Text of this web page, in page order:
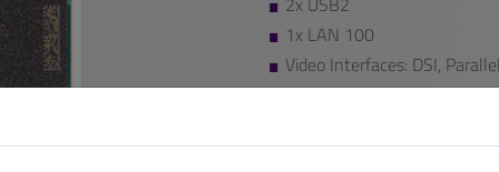
1x LAN 100
Video Interfaces: DSI,
We also provide additional
Contact us, for customized